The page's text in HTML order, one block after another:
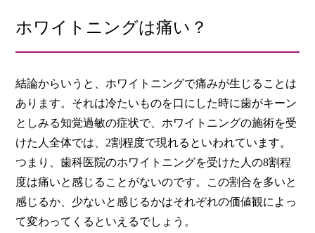
ホワイトニングは痛い？
結論からいうと、ホワイトニングで痛みが生じることは
あります。それは冷たいものを口にした時に歯がキーン
としみる知覚過敏の症状で、ホワイトニングの施術を受
けた人全体では、2割程度で現れるといわれています。
つまり、歯科医院のホワイトニングを受けた人の8割程
度は痛いと感じることがないのです。この割合を多いと
感じるか、少ないと感じるかはそれぞれの価値観によっ
て変わってくるといえるでしょう。